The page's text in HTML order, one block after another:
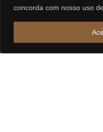
concorda com nosso uso